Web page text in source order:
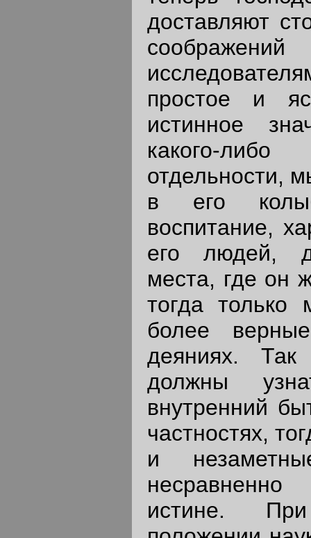
доставляют
простое и
истинное
какого-
отдельности,
в его
воспитание,
его людей,
места, где он
тогда
более
деяниях.
должны
внутренний
частностях,
и
истине.